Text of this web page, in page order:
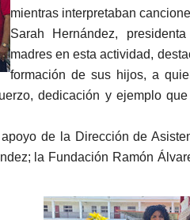
mientras interpretaban
Sarah Hernández,
madres en esta actividad,
formación de sus hijos, a
dedicación y ejemplo
de la Dirección de
la Fundación Ramón